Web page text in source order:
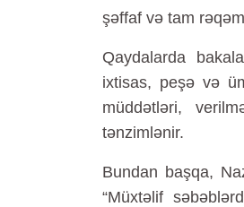
şəffaf və tam
Qaydalarda
ixtisas, peşə və
müddətləri,
tənzimlənir.
Bundan başqa,
“Müxtəlif